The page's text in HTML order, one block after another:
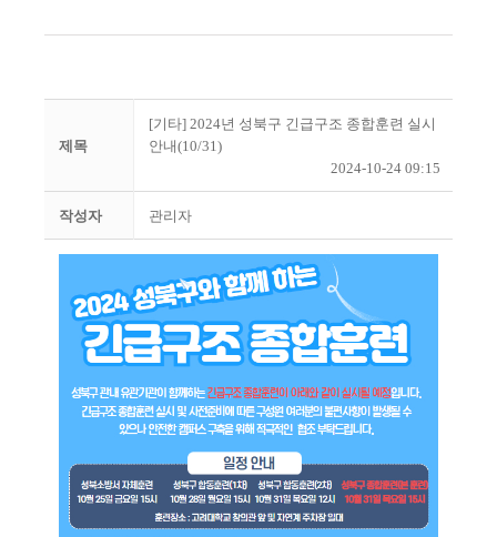
제목
[기타] 2024년 성북구 긴급구조 종합훈련 실시
안내(10/31)
2024-10-24 09:15
작성자 관리자